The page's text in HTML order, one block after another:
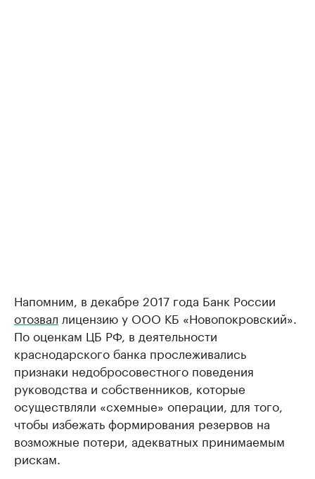
Напомним, в декабре 2017 года Банк России
отозвал лицензию у ООО КБ «Новопокровский».
По оценкам ЦБ РФ, в деятельности
краснодарского банка прослеживались
признаки недобросовестного поведения
руководства и собственников, которые
осуществляли «схемные» операции, для того,
чтобы избежать формирования резервов на
возможные потери, адекватных принимаемым
рискам.